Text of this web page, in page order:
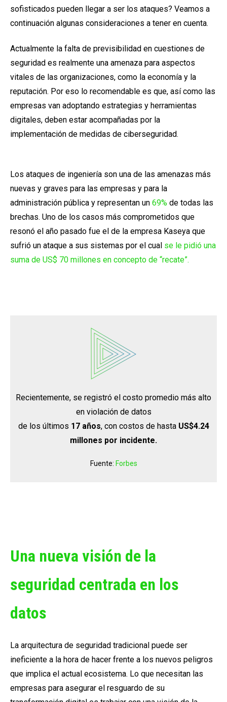
sofisticados pueden llegar a ser los ataques? Veamos a
continuación algunas consideraciones a tener en cuenta.
Actualmente la falta de previsibilidad en cuestiones de
seguridad es realmente una amenaza para aspectos
vitales de las organizaciones, como la economía y la
reputación. Por eso lo recomendable es que, así como las
empresas van adoptando estrategias y herramientas
digitales, deben estar acompañadas por la
implementación de medidas de ciberseguridad.
Los ataques de ingeniería son una de las amenazas más
nuevas y graves para las empresas y para la
administración pública y representan un 69% de todas las
brechas. Uno de los casos más comprometidos que
resonó el año pasado fue el de la empresa Kaseya que
sufrió un ataque a sus sistemas por el cual se le pidió una
suma de US$ 70 millones en concepto de “recate”.
Recientemente, se registró el costo promedio más alto
en violación de datos
de los últimos 17 años, con costos de hasta US$4.24
millones por incidente.
Fuente: Forbes
Una nueva visión de la
seguridad centrada en los
datos
La arquitectura de seguridad tradicional puede ser
ineficiente a la hora de hacer frente a los nuevos peligros
que implica el actual ecosistema. Lo que necesitan las
empresas para asegurar el resguardo de su